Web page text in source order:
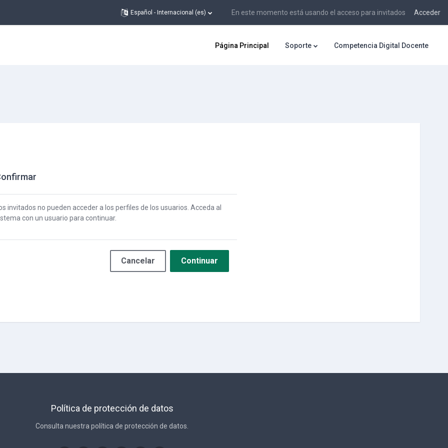
Español - Internacional ‎(es)‎ En este momento está usando el acceso para invitados Acceder
Página Principal Soporte Competencia Digital Docente
invitados no pueden acceder a los perfiles de los usuarios. Acceda al
con un usuario para continuar.
Cancelar Continuar
Política de protección de datos
Consulta nuestra política de protección de datos.